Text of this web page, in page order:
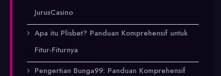
JurusCasino
Apa itu Plisbet? Panduan Komprehensif untuk
Fitur-Fiturnya
Pengertian Bunga99: Panduan Komprehensif